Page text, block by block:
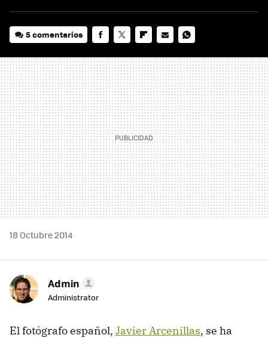
5 comentarios
MAIL
18 Octubre 2014
Admin
Administrator
El fotógrafo español, Javier Arcenillas, se ha